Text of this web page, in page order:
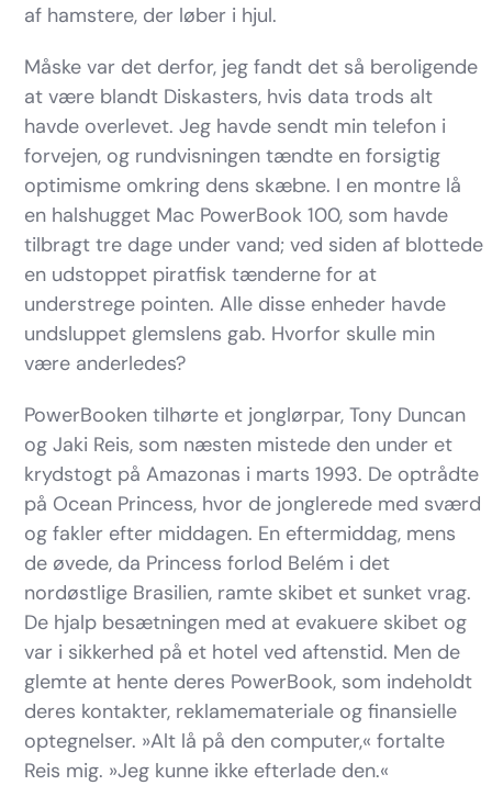
af hamstere, der løber i hjul.
Måske var det derfor, jeg fandt det så beroligende
at være blandt Diskasters, hvis data trods alt
havde overlevet. Jeg havde sendt min telefon i
forvejen, og rundvisningen tændte en forsigtig
optimisme omkring dens skæbne. I en montre lå
en halshugget Mac PowerBook 100, som havde
tilbragt tre dage under vand; ved siden af blottede
en udstoppet piratfisk tænderne for at
understrege pointen. Alle disse enheder havde
undsluppet glemslens gab. Hvorfor skulle min
være anderledes?
PowerBooken tilhørte et jonglørpar, Tony Duncan
og Jaki Reis, som næsten mistede den under et
krydstogt på Amazonas i marts 1993. De optrådte
på Ocean Princess, hvor de jonglerede med sværd
og fakler efter middagen. En eftermiddag, mens
de øvede, da Princess forlod Belém i det
nordøstlige Brasilien, ramte skibet et sunket vrag.
De hjalp besætningen med at evakuere skibet og
var i sikkerhed på et hotel ved aftenstid. Men de
glemte at hente deres PowerBook, som indeholdt
deres kontakter, reklamemateriale og finansielle
optegnelser. »Alt lå på den computer,« fortalte
Reis mig. »Jeg kunne ikke efterlade den.«